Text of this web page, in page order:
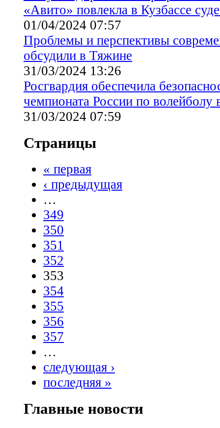
«Авито» повлекла в Кузбассе
01/04/2024 07:57
Проблемы и перспективы
обсудили в Тяжине
31/03/2024 13:26
Росгвардия обеспечила
чемпионата России по волейболу
31/03/2024 07:59
Страницы
« первая
‹ предыдущая
…
349
350
351
352
353
354
355
356
357
…
следующая ›
последняя »
Главные новости